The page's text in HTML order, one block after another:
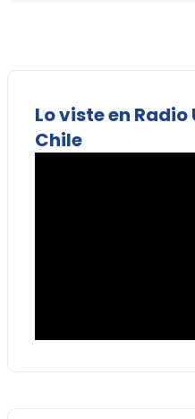
Lo viste en
Chile